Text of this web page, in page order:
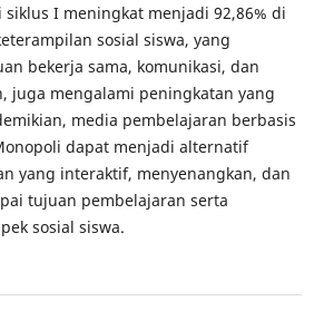
siklus I meningkat menjadi 92,86% di
sosial siswa, yang
bekerja sama, komunikasi, dan
juga mengalami peningkatan yang
media pembelajaran berbasis
dapat menjadi alternatif
yang interaktif, menyenangkan, dan
tujuan pembelajaran serta
sosial siswa.